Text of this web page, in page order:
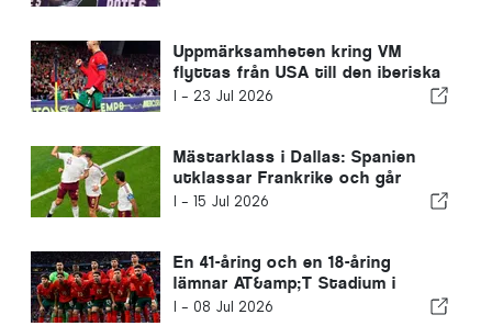
Uppmärksamheten kring VM
flyttas från USA till den iberiska
halvön
I - 23 Jul 2026
Mästarklass i Dallas: Spanien
utklassar Frankrike och går
vidare till VM-finalen
I - 15 Jul 2026
En 41-åring och en 18-åring
lämnar AT&amp;T Stadium i
Dallas
I - 08 Jul 2026